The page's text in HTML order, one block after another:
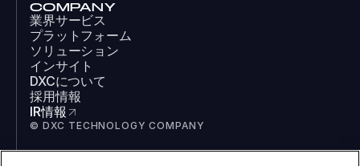
COMPANY
業界サービス
プラットフォーム
ソリューション
インサイト
DXCについて
採用情報
IR情報
© DXC TECHNOLOGY COMPANY